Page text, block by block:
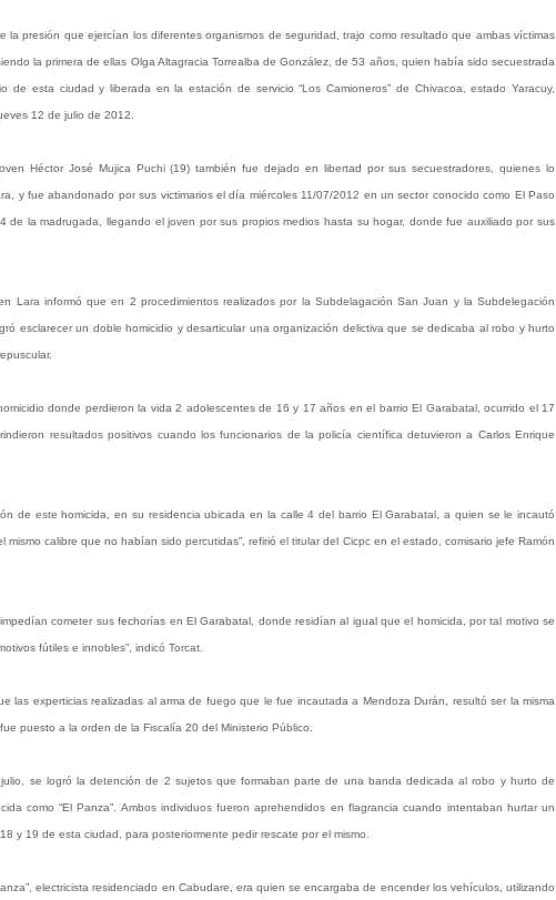
la presión que ejercían los diferentes organismos de seguridad, trajo como resultado que ambas víctimas
la primera de ellas Olga Altagracia Torrealba de González, de 53 años, quien había sido secuestrada
esta ciudad y liberada en la estación de servicio “Los Camioneros” de Chivacoa, estado Yaracuy,
12 de julio de 2012.
Héctor José Mujica Puchi (19) también fue dejado en libertad por sus secuestradores, quienes lo
y fue abandonado por sus victimarios el día miércoles 11/07/2012 en un sector conocido como El Paso
de la madrugada, llegando el joven por sus propios medios hasta su hogar, donde fue auxiliado por sus
Lara informó que en 2 procedimientos realizados por la Subdelagación San Juan y la Subdelegación
esclarecer un doble homicidio y desarticular una organización delictiva que se dedicaba al robo y hurto
donde perdieron la vida 2 adolescentes de 16 y 17 años en el barrio El Garabatal, ocurrido el 17
resultados positivos cuando los funcionarios de la policía científica detuvieron a Carlos Enrique
de este homicida, en su residencia ubicada en la calle 4 del barrio El Garabatal, a quien se le incautó
calibre que no habían sido percutidas”, refirió el titular del Cicpc en el estado, comisario jefe Ramón
cometer sus fechorías en El Garabatal, donde residían al igual que el homicida, por tal motivo se
fútiles e innobles”, indicó Torcat.
las experticias realizadas al arma de fuego que le fue incautada a Mendoza Durán, resultó ser la misma
puesto a la orden de la Fiscalía 20 del Ministerio Público.
se logró la detención de 2 sujetos que formaban parte de una banda dedicada al robo y hurto de
como “El Panza”. Ambos individuos fueron aprehendidos en flagrancia cuando intentaban hurtar un
y 19 de esta ciudad, para posteriormente pedir rescate por el mismo.
electricista residenciado en Cabudare, era quien se encargaba de encender los vehículos, utilizando